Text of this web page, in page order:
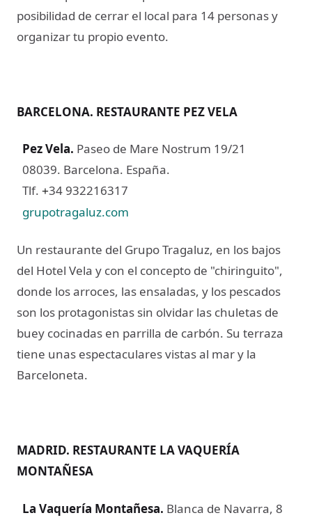
posibilidad de cerrar el local para 14 personas y
organizar tu propio evento.
BARCELONA. RESTAURANTE PEZ VELA
Pez Vela. Paseo de Mare Nostrum 19/21
08039. Barcelona. España.
Tlf. +34 932216317
grupotragaluz.com
Un restaurante del Grupo Tragaluz, en los bajos
del Hotel Vela y con el concepto de "chiringuito",
donde los arroces, las ensaladas, y los pescados
son los protagonistas sin olvidar las chuletas de
buey cocinadas en parrilla de carbón. Su terraza
tiene unas espectaculares vistas al mar y la
Barceloneta.
MADRID. RESTAURANTE LA VAQUERÍA
MONTAÑESA
La Vaquería Montañesa. Blanca de Navarra, 8